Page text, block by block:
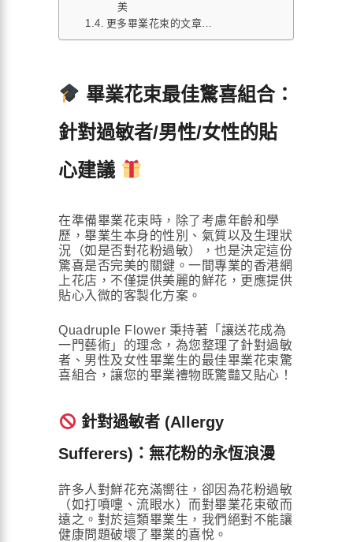
美
更多畢業花束的文章…
畢業花束最佳驚喜組合：
針對過敏者/男性/女性的貼
心建議
在準備畢業花束時，除了考慮年齡和學
歷，畢業生本身的性別、氣質以及生理狀
況（如是否對花粉過敏），也是決定這份
驚喜是否完美的關鍵。一間專業的香港網
上花店，不僅提供美麗的鮮花，更應提供
貼心入微的客製化方案。
Quadruple Flower 秉持著「讓送花成為
一門藝術」的理念，為您整理了針對過敏
者、男性及女性畢業生的最佳畢業花束驚
喜組合，讓您的畢業禮物既驚豔又貼心！
針對過敏者 (Allergy
Sufferers)：無花粉的永恆浪漫
許多人對鮮花充滿嚮往，卻因為花粉過敏
（如打噴嚏、流眼水）而對畢業花束敬而
遠之。對於這類畢業生，我們絕對不能讓
健康問題破壞了畢業的喜悅。